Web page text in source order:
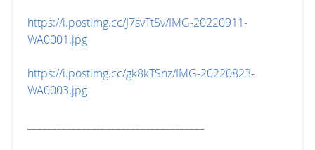
https://i.postimg.cc/J7svTt5v/IMG-20220911-
WA0001.jpg
https://i.postimg.cc/gk8kTSnz/IMG-20220823-
WA0003.jpg